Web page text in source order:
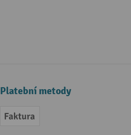
Platební metody
Faktura